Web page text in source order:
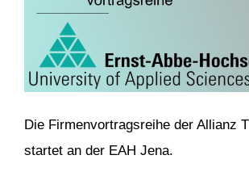
Die Firmenvortragsreihe der Allianz
startet an der EAH Jena.